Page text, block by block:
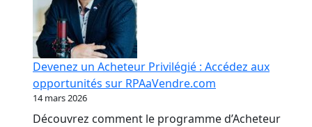
paperasse
et
l’opacité,
meilleures
amies
des
fraudeurs
Devenez un Acheteur Privilégié : Accédez aux
opportunités sur RPAaVendre.com
14 mars 2026
Découvrez comment le programme d’Acheteur